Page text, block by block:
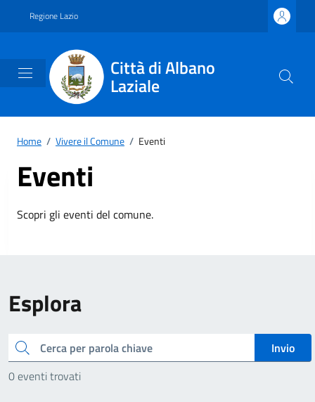
Regione Lazio
Città di Albano
Laziale
Home / Vivere il Comune / Eventi
Eventi
Scopri gli eventi del comune.
Esplora
Cerca
Invio
0 eventi trovati